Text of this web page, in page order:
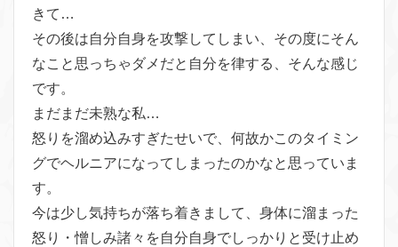
きて…
その後は自分自身を攻撃してしまい、その度にそん
なこと思っちゃダメだと自分を律する、そんな感じ
です。
まだまだ未熟な私…
怒りを溜め込みすぎたせいで、何故かこのタイミン
グでヘルニアになってしまったのかなと思っていま
す。
今は少し気持ちが落ち着きまして、身体に溜まった
怒り・憎しみ諸々を自分自身でしっかりと受け止め